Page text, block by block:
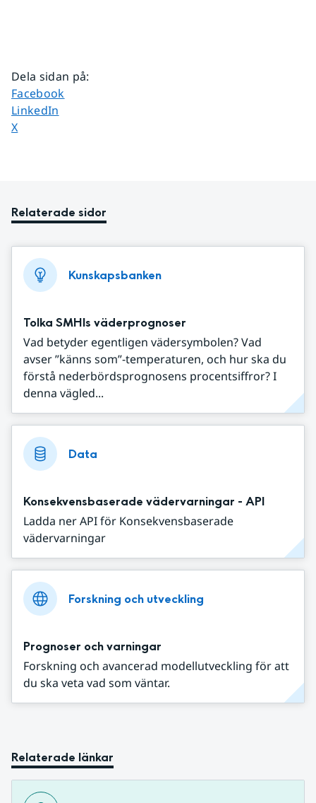
Dela sidan på:
Dela sidan på
Facebook
Dela sidan på
LinkedIn
Dela sidan på
X
Relaterade sidor
Kunskapsbanken
Tolka SMHIs väderprognoser
Vad betyder egentligen vädersymbolen? Vad
avser ”känns som”-temperaturen, och hur ska du
förstå nederbördsprognosens procentsiffror? I
denna vägled...
Data
Konsekvensbaserade vädervarningar - API
Ladda ner API för Konsekvensbaserade
vädervarningar
Forskning och utveckling
Prognoser och varningar
Forskning och avancerad modellutveckling för att
du ska veta vad som väntar.
Relaterade länkar